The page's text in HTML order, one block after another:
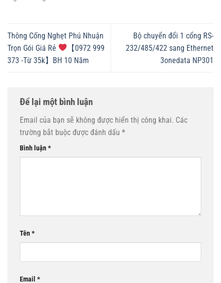
Thông Cống Nghẹt Phú Nhuận
Trọn Gói Giá Rẻ
【0972 999
373 -Từ 35k】BH 10 Năm
Bộ chuyển đổi 1 cổng RS-
232/485/422 sang Ethernet
3onedata NP301
Để lại một bình luận
Email của bạn sẽ không được hiển thị công khai. Các
trường bắt buộc được đánh dấu *
Bình luận*
Tên*
Email *